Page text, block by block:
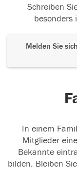
Schreiben
besonders
Melden Sie
In einem
Mitglieder
Bekannte
bilden. Bleiben